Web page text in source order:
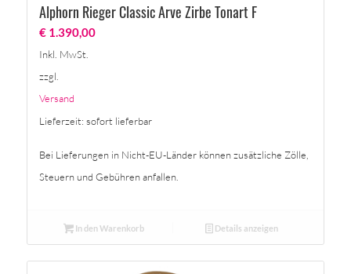
Alphorn Rieger Classic Arve Zirbe Tonart F
€1.390,00
Inkl. MwSt.
zzgl.
Versand
Lieferzeit: sofort lieferbar
Bei Lieferungen in Nicht-EU-Länder können zusätzliche Zölle,
Steuern und Gebühren anfallen.
In den Warenkorb Details anzeigen